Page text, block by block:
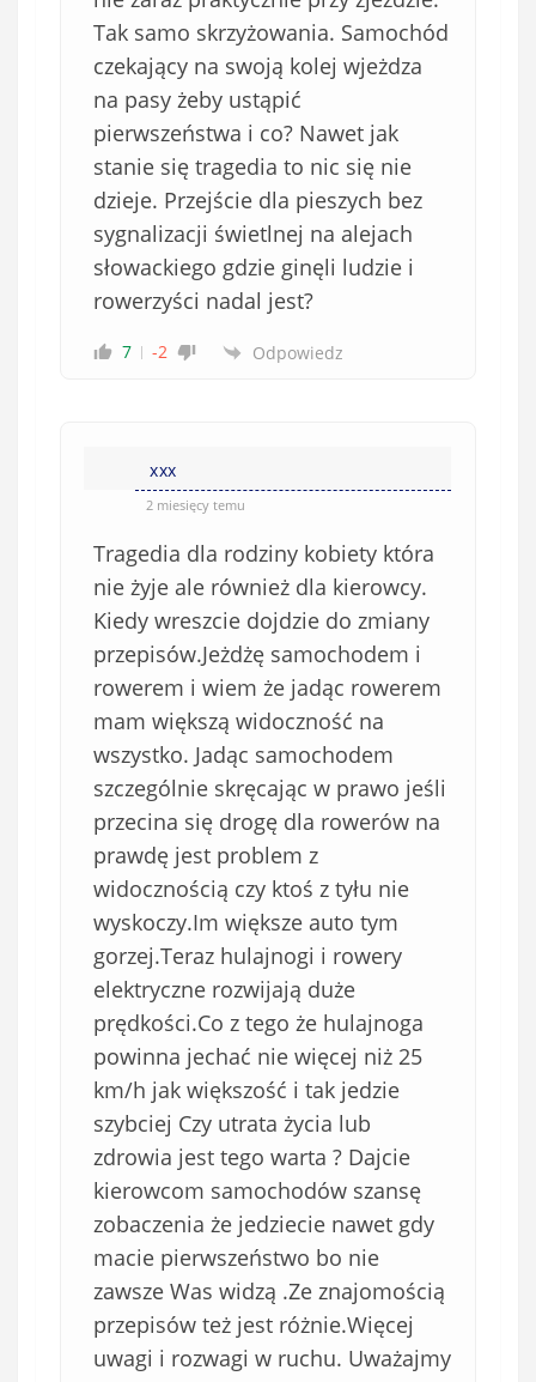
Tak samo skrzyżowania. Samochód
czekający na swoją kolej wjeżdza
na pasy żeby ustąpić
pierwszeństwa i co? Nawet jak
stanie się tragedia to nic się nie
dzieje. Przejście dla pieszych bez
sygnalizacji świetlnej na alejach
słowackiego gdzie ginęli ludzie i
rowerzyści nadal jest?
7 -2 Odpowiedz
xxx
2 miesięcy temu
Tragedia dla rodziny kobiety która
nie żyje ale również dla kierowcy.
Kiedy wreszcie dojdzie do zmiany
przepisów.Jeżdżę samochodem i
rowerem i wiem że jadąc rowerem
mam większą widoczność na
wszystko. Jadąc samochodem
szczególnie skręcając w prawo jeśli
przecina się drogę dla rowerów na
prawdę jest problem z
widocznością czy ktoś z tyłu nie
wyskoczy.Im większe auto tym
gorzej.Teraz hulajnogi i rowery
elektryczne rozwijają duże
prędkości.Co z tego że hulajnoga
powinna jechać nie więcej niż 25
km/h jak większość i tak jedzie
szybciej Czy utrata życia lub
zdrowia jest tego warta ? Dajcie
kierowcom samochodów szansę
zobaczenia że jedziecie nawet gdy
macie pierwszeństwo bo nie
zawsze Was widzą .Ze znajomością
przepisów też jest różnie.Więcej
uwagi i rozwagi w ruchu. Uważajmy